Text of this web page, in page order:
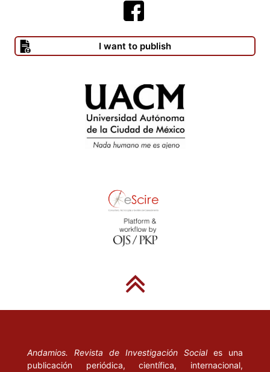
I want to publish
Andamios. Revista de Investigación Social es una
publicación periódica, científica, internacional,